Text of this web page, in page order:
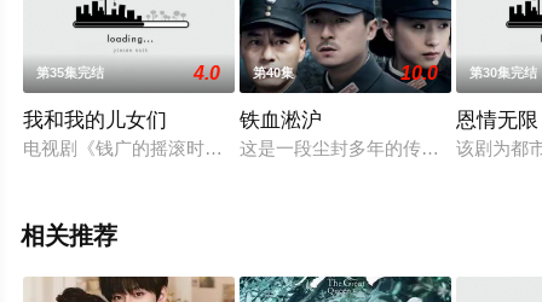
第35集完结 4.0
我和我的儿女们
电视剧《钱广的摇滚时代》聚焦新时代都市家庭关系的转型升
第40集 10.0
铁血淞沪
这是一段尘封多年的传奇往事，发生
第30集完结
恩情无限
该剧为都
相关推荐